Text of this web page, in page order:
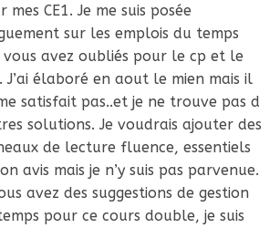
mes CE1. Je me suis posée
sur les emplois du temps
vous avez oubliés pour le cp et le
J’ai élaboré en aout le mien mais il
satisfait pas..et je ne trouve pas d
solutions. Je voudrais ajouter des
de lecture fluence, essentiels
avis mais je n’y suis pas parvenue.
avez des suggestions de gestion
pour ce cours double, je suis